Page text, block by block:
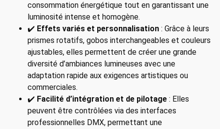
consommation énergétique tout en garantissant une
luminosité intense et homogène.
✔️ Effets variés et personnalisation : Grâce à leurs
prismes rotatifs, gobos interchangeables et couleurs
ajustables, elles permettent de créer une grande
diversité d’ambiances lumineuses avec une
adaptation rapide aux exigences artistiques ou
commerciales.
✔️ Facilité d’intégration et de pilotage : Elles
peuvent être contrôlées via des interfaces
professionnelles DMX, permettant une